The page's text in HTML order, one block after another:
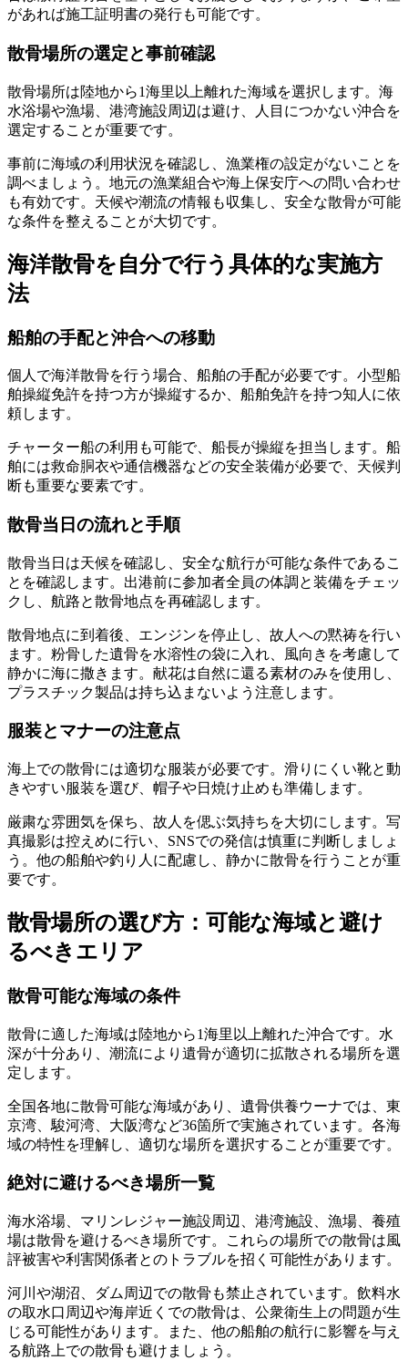
があれば施工証明書の発行も可能です。
散骨場所の選定と事前確認
散骨場所は陸地から1海里以上離れた海域を選択します。海
水浴場や漁場、港湾施設周辺は避け、人目につかない沖合を
選定することが重要です。
事前に海域の利用状況を確認し、漁業権の設定がないことを
調べましょう。地元の漁業組合や海上保安庁への問い合わせ
も有効です。天候や潮流の情報も収集し、安全な散骨が可能
な条件を整えることが大切です。
海洋散骨を自分で行う具体的な実施方
法
船舶の手配と沖合への移動
個人で海洋散骨を行う場合、船舶の手配が必要です。小型船
舶操縦免許を持つ方が操縦するか、船舶免許を持つ知人に依
頼します。
チャーター船の利用も可能で、船長が操縦を担当します。船
舶には救命胴衣や通信機器などの安全装備が必要で、天候判
断も重要な要素です。
散骨当日の流れと手順
散骨当日は天候を確認し、安全な航行が可能な条件であるこ
とを確認します。出港前に参加者全員の体調と装備をチェッ
クし、航路と散骨地点を再確認します。
散骨地点に到着後、エンジンを停止し、故人への黙祷を行い
ます。粉骨した遺骨を水溶性の袋に入れ、風向きを考慮して
静かに海に撒きます。献花は自然に還る素材のみを使用し、
プラスチック製品は持ち込まないよう注意します。
服装とマナーの注意点
海上での散骨には適切な服装が必要です。滑りにくい靴と動
きやすい服装を選び、帽子や日焼け止めも準備します。
厳粛な雰囲気を保ち、故人を偲ぶ気持ちを大切にします。写
真撮影は控えめに行い、SNSでの発信は慎重に判断しましょ
う。他の船舶や釣り人に配慮し、静かに散骨を行うことが重
要です。
散骨場所の選び方：可能な海域と避け
るべきエリア
散骨可能な海域の条件
散骨に適した海域は陸地から1海里以上離れた沖合です。水
深が十分あり、潮流により遺骨が適切に拡散される場所を選
定します。
全国各地に散骨可能な海域があり、遺骨供養ウーナでは、東
京湾、駿河湾、大阪湾など36箇所で実施されています。各海
域の特性を理解し、適切な場所を選択することが重要です。
絶対に避けるべき場所一覧
海水浴場、マリンレジャー施設周辺、港湾施設、漁場、養殖
場は散骨を避けるべき場所です。これらの場所での散骨は風
評被害や利害関係者とのトラブルを招く可能性があります。
河川や湖沼、ダム周辺での散骨も禁止されています。飲料水
の取水口周辺や海岸近くでの散骨は、公衆衛生上の問題が生
じる可能性があります。また、他の船舶の航行に影響を与え
る航路上での散骨も避けましょう。